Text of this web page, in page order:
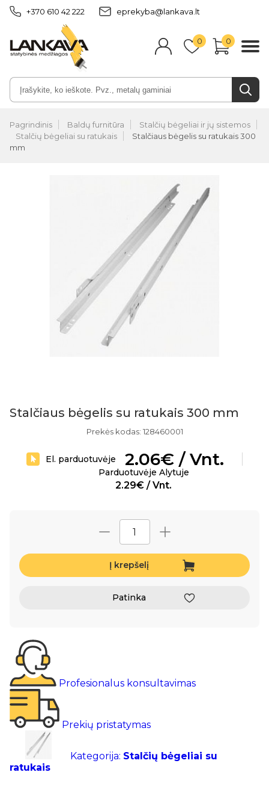
+370 610 42 222 eprekyba@lankava.lt
0 0
Pagrindinis Baldų furnitūra
Stalčių bėgeliai ir jų sistemos
Stalčių bėgeliai su ratukais
Stalčiaus bėgelis su ratukais 300
mm
Stalčiaus bėgelis su ratukais 300 mm
Prekės kodas: 128460001
El. parduotuvėje 2.06€ / Vnt.
Parduotuvėje Alytuje
2.29€ / Vnt.
Į krepšelį
Patinka
Profesionalus konsultavimas
Prekių pristatymas
Kategorija: Stalčių bėgeliai su
ratukais